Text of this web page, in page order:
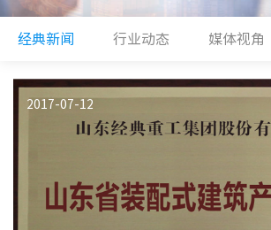
经典新闻 行业动态 媒体视角
2017-07-12